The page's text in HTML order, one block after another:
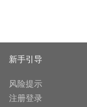
新手引导
风险提示
注册登录